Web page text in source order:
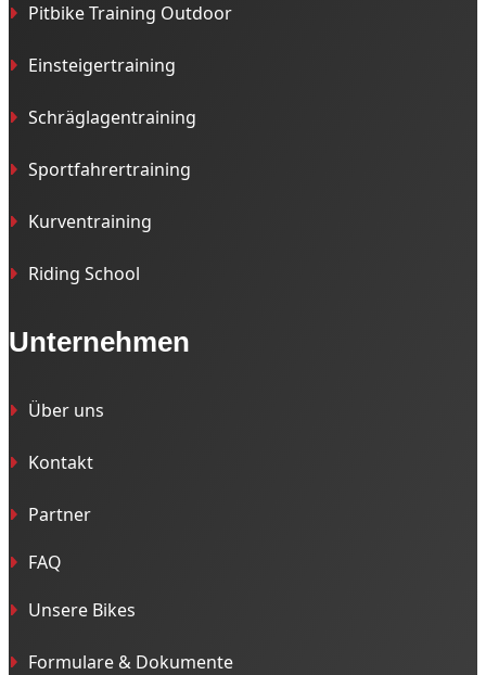
Pitbike Training Outdoor
Einsteigertraining
Schräglagentraining
Sportfahrertraining
Kurventraining
Riding School
Unternehmen
Über uns
Kontakt
Partner
FAQ
Unsere Bikes
Formulare & Dokumente